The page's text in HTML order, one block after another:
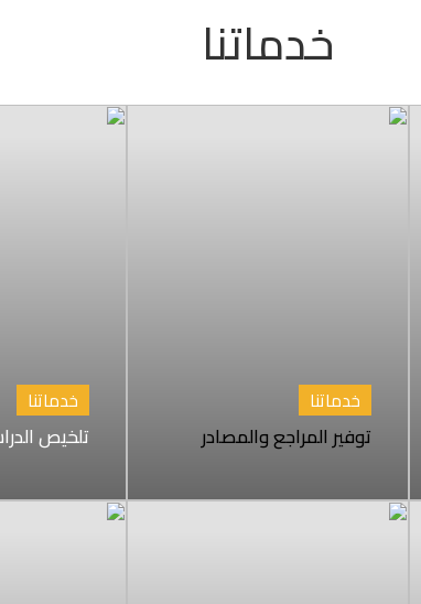
خدماتنا
خدماتنا
توفير المراجع والمصادر
خدماتنا
تلخيص